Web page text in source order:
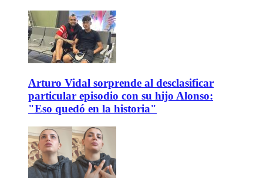
Arturo Vidal sorprende al desclasificar
particular episodio con su hijo Alonso:
"Eso quedó en la historia"